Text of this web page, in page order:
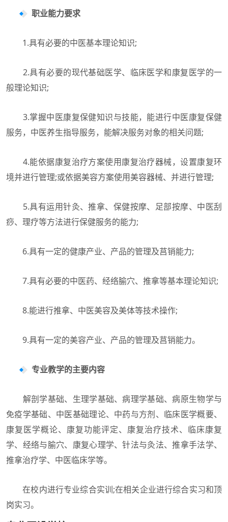
职业能力要求
1.具有必要的中医基本理论知识;
2.具有必要的现代基础医学、临床医学和康复医学的一
般理论知识;
3.掌握中医康复保健知识与技能，能进行中医康复保健
服务，中医养生指导服务，能解决服务对象的相关问题;
4.能依据康复治疗方案使用康复治疗器械，设置康复环
境并进行管理;或依据美容方案使用美容器械、并进行管理;
5.具有运用针灸、推拿、保健按摩、足部按摩、中医刮
痧、理疗等方法进行保健服务的能力;
6.具有一定的健康产业、产品的管理及莒销能力;
7.具有必要的中医药、经络腧穴、推拿等基本理论知识;
8.能进行推拿、中医美容及美体等技术操作;
9.具有一定的美容产业、产品的管理及莒销能力。
专业教学的主要内容
解剖学基础、生理学基础、病理学基础、病原生物学与
免疫学基础、中医基础理论、中药与方剂、临床医学概要、
康复医学概论、康复功能评定、康复治疗技术、临床康复
学、经络与腧穴、康复心理学、针法与灸法、推拿手法学、
推拿治疗学、中医临床学等。
在校内进行专业综合实训;在相关企业进行综合实习和顶
岗实习。